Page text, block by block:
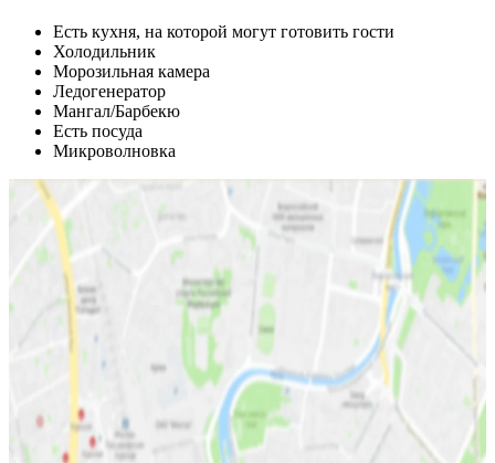
Есть кухня, на которой могут готовить гости
Холодильник
Морозильная камера
Ледогенератор
Мангал/Барбекю
Есть посуда
Микроволновка